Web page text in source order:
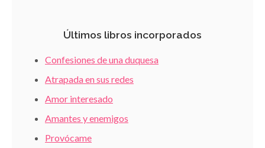
Últimos libros incorporados
Confesiones de una duquesa
Atrapada en sus redes
Amor interesado
Amantes y enemigos
Provócame